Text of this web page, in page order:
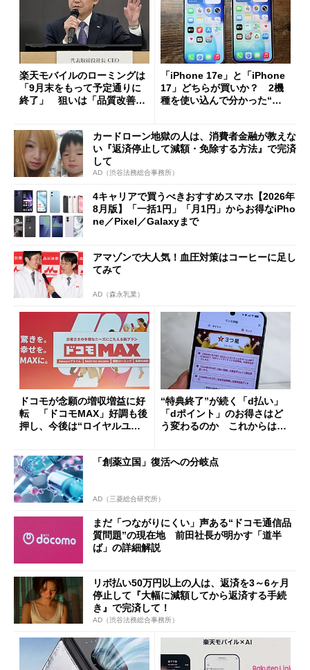
楽天モバイルのローミングは
「9月末をもって予定通りに
終了」 狙いは「品質改善」
も
「iPhone 17e」と「iPhone
17」どちらが買いか？ 2機
種を使い込んで分かった“ス
カードローン地獄の人は、消費者金融が教えな
い『返済停止して減額・免除する方法』で完済
して
AD（渋谷法務総合事務所）
4キャリアで買うべきおすすめスマホ【2026年
8月版】「一括1円」「月1円」からお得なiPho
ne／Pixel／Galaxyまで
アマゾンで大人気！血圧対策はコーヒーに足し
てみて
AD（森永乳業）
ドコモが念願の増収増益に好
転 「ドコモMAX」好調も後
押し、今後は“ロイヤルユー
“特典終了”が続く「d払い」
「dポイント」のお得さはど
う変わるのか これからは
「創薬立国」復活への分岐点
AD（三菱総合研究所）
まだ「つながりにくい」声ある“ドコモ通信品
質問題”の現在地 前田社長が明かす「道半
ば」の詳細解説
リボ払い50万円以上の人は、返済を3～6ヶ月
停止して『大幅に減額してから返済する手続
き』で完済して！
AD（渋谷法務総合事務所）